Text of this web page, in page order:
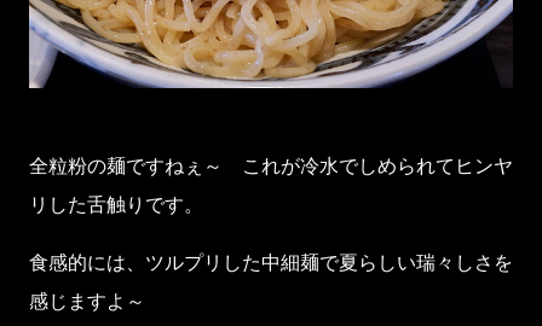
全粒粉の麺ですねぇ～ これが冷水でしめられてヒンヤ
リした舌触りです。
食感的には、ツルプリした中細麺で夏らしい瑞々しさを
感じますよ～